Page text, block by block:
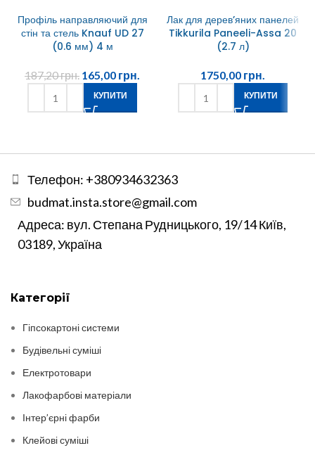
Профіль направляючий для
стін та стель Knauf UD 27
(0.6 мм) 4 м
187,20грн. 165,00 грн.
КУПИТИ
Лак для дерев’яних панелей
Tikkurila Paneeli-Assa 20
(2.7 л)
1750,00 грн.
КУПИТИ
Телефон: +380934632363
budmat.insta.store@gmail.com
Адреса: вул. Степана Рудницького, 19/14 Київ,
03189, Україна
Категорії
Гіпсокартоні системи
Будівельні суміші
Електротовари
Лакофарбові матеріали
Інтер’єрні фарби
Клейові суміші